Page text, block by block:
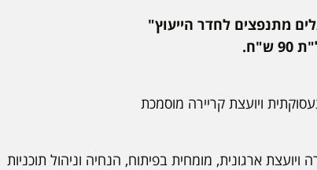
מתנפצים לחדר הייעוץ"
ויועצת קריירה מוסמכת
ארגונית, מומחית בפיתוח, הנחיה וניהול תוכניות